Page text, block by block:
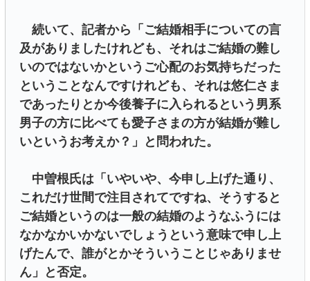
続いて、記者から「ご結婚相手についての言
及がありましたけれども、それはご結婚の難し
いのではないかというご心配のお気持ちだった
ということなんですけれども、それは悠仁さま
であったりとか今後養子に入られるという男系
男子の方に比べても愛子さまの方が結婚が難し
いというお考えか？」と問われた。
中曽根氏は「いやいや、今申し上げた通り、
これだけ世間で注目されてですね、そうすると
ご結婚というのは一般の結婚のようなふうには
なかなかいかないでしょうという意味で申し上
げたんで、誰がとかそういうことじゃありませ
ん」と否定。